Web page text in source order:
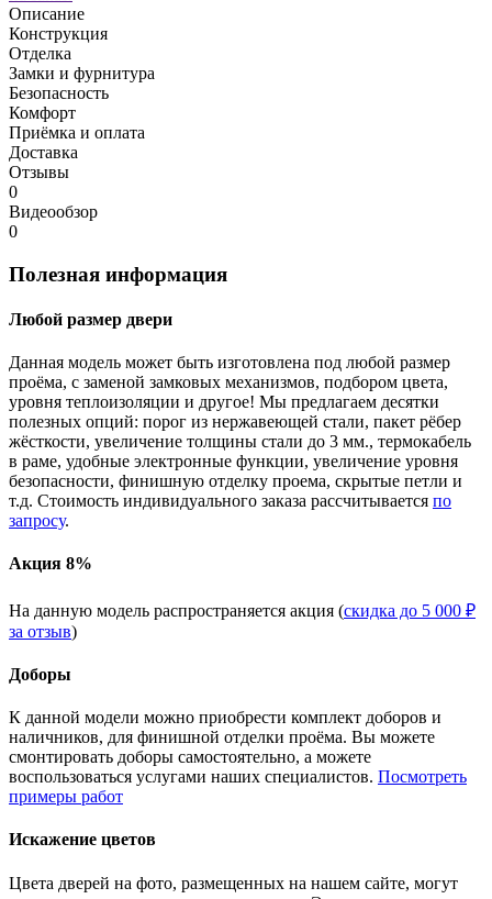
Описание
Конструкция
Отделка
Замки и фурнитура
Безопасность
Комфорт
Приёмка и оплата
Доставка
Отзывы
0
Видеообзор
0
Полезная информация
Любой размер двери
Данная модель может быть изготовлена под любой размер
проёма, с заменой замковых механизмов, подбором цвета,
уровня теплоизоляции и другое! Мы предлагаем десятки
полезных опций: порог из нержавеющей стали, пакет рёбер
жёсткости, увеличение толщины стали до 3 мм., термокабель
в раме, удобные электронные функции, увеличение уровня
безопасности, финишную отделку проема, скрытые петли и
т.д. Стоимость индивидуального заказа рассчитывается по
запросу.
Акция 8%
На данную модель распространяется акция (скидка до 5 000 ₽
за отзыв)
Доборы
К данной модели можно приобрести комплект доборов и
наличников, для финишной отделки проёма. Вы можете
смонтировать доборы самостоятельно, а можете
воспользоваться услугами наших специалистов. Посмотреть
примеры работ
Искажение цветов
Цвета дверей на фото, размещенных на нашем сайте, могут